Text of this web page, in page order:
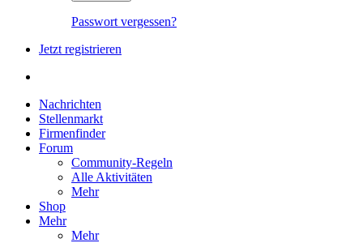
Passwort vergessen?
Jetzt registrieren
Nachrichten
Stellenmarkt
Firmenfinder
Forum
Community-Regeln
Alle Aktivitäten
Mehr
Shop
Mehr
Mehr